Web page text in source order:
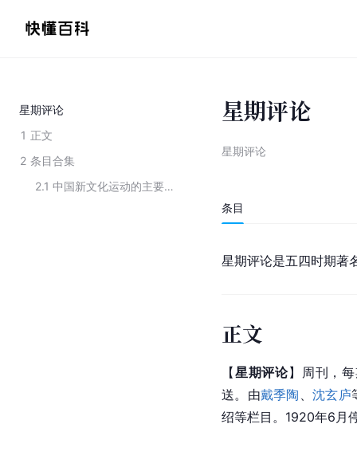
星期评论
1 正文
2 条目合集
2.1
中国新文化运动的主要刊物
星期评论
星期评论
条目
星期评论是五四时期著
正文
【星期评论】周刊，
送。由戴季陶 、沈玄庐
绍等栏目。1920年6月